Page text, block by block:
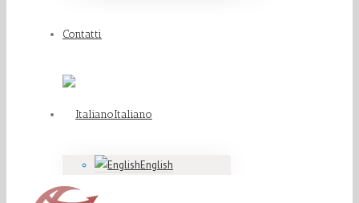
Contatti
Italiano
English